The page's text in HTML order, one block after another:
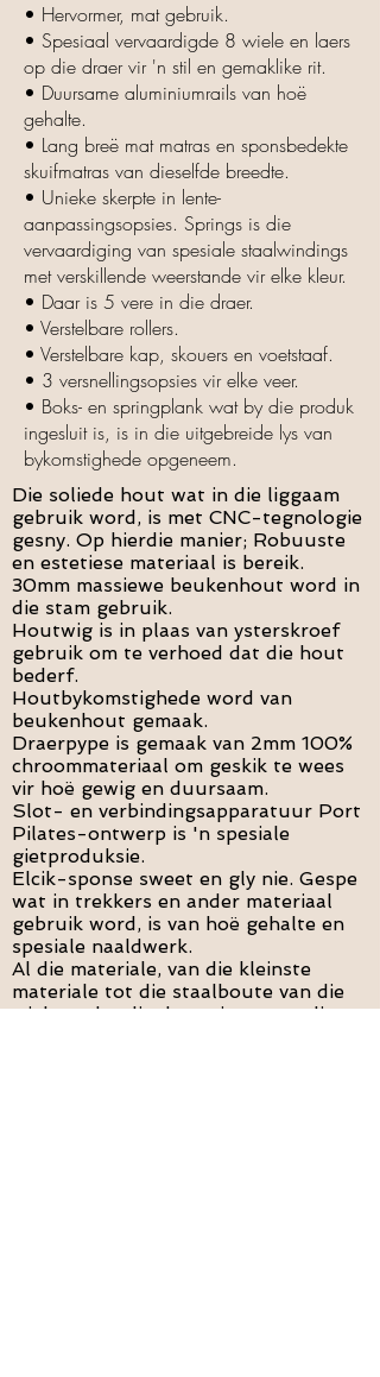
• Hervormer, mat gebruik.
• Spesiaal vervaardigde 8 wiele en laers
op die draer vir 'n stil en gemaklike rit.
• Duursame aluminiumrails van hoë
gehalte.
• Lang breë mat matras en sponsbedekte
skuifmatras van dieselfde breedte.
• Unieke skerpte in lente-
aanpassingsopsies. Springs is die
vervaardiging van spesiale staalwindings
met verskillende weerstande vir elke kleur.
• Daar is 5 vere in die draer.
• Verstelbare rollers.
• Verstelbare kap, skouers en voetstaaf.
• 3 versnellingsopsies vir elke veer.
• Boks- en springplank wat by die produk
ingesluit is, is in die uitgebreide lys van
bykomstighede opgeneem.
Die soliede hout wat in die liggaam
gebruik word, is met CNC-tegnologie
gesny. Op hierdie manier; Robuuste
en estetiese materiaal is bereik.
30mm massiewe beukenhout word in
die stam gebruik.
Houtwig is in plaas van ysterskroef
gebruik om te verhoed dat die hout
bederf.
Houtbykomstighede word van
beukenhout gemaak.
Draerpype is gemaak van 2mm 100%
chroommateriaal om geskik te wees
vir hoë gewig en duursaam.
Slot- en verbindingsapparatuur Port
Pilates-ontwerp is 'n spesiale
gietproduksie.
Elcik-sponse sweet en gly nie. Gespe
wat in trekkers en ander materiaal
gebruik word, is van hoë gehalte en
spesiale naaldwerk.
Al die materiale, van die kleinste
materiale tot die staalboute van die
wiele onder die draer, is vervaardig en